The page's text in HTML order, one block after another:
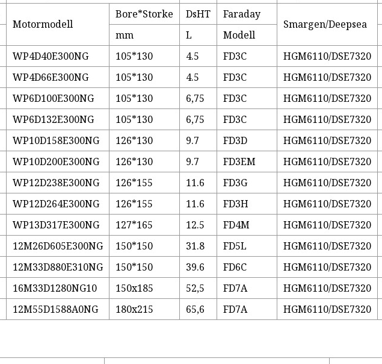
Motormodell
Bore*Storke DsHT Faraday
Smargen/Deepsea
mm L
Modell
WP4D40E300NG 105*130 4.5 FD3C
HGM6110/DSE7320
WP4D66E300NG 105*130 4.5 FD3C
HGM6110/DSE7320
WP6D100E300NG 105*130 6,75 FD3C
HGM6110/DSE7320
WP6D132E300NG 105*130 6,75 FD3C
HGM6110/DSE7320
WP10D158E300NG 126*130 9.7 FD3D
HGM6110/DSE7320
WP10D200E300NG 126*130 9.7 FD3EM
HGM6110/DSE7320
WP12D238E300NG 126*155 11.6 FD3G
HGM6110/DSE7320
WP12D264E300NG 126*155 11.6 FD3H
HGM6110/DSE7320
WP13D317E300NG 127*165 12.5 FD4M
HGM6110/DSE7320
12M26D605E300NG 150*150 31.8 FD5L
HGM6110/DSE7320
12M33D880E310NG 150*150 39.6 FD6C
HGM6110/DSE7320
16M33D1280NG10 150x185 52,5 FD7A
HGM6110/DSE7320
12M55D1588A0NG 180x215 65,6 FD7A HGM6110/DSE7320